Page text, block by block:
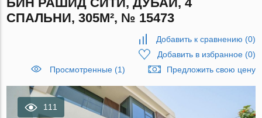
СПАЛЬНИ, 305М², № 15473
Добавить к сравнению (0)
Добавить в избранное(0)
Просмотренные (1)
Предложить свою цену
111